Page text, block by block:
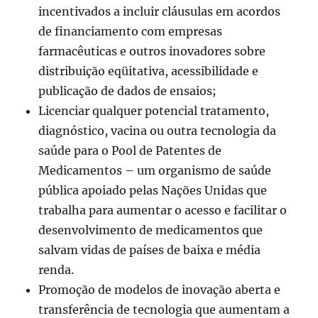
incentivados a incluir cláusulas em acordos
de financiamento com empresas
farmacêuticas e outros inovadores sobre
distribuição eqüitativa, acessibilidade e
publicação de dados de ensaios;
Licenciar qualquer potencial tratamento,
diagnóstico, vacina ou outra tecnologia da
saúde para o Pool de Patentes de
Medicamentos – um organismo de saúde
pública apoiado pelas Nações Unidas que
trabalha para aumentar o acesso e facilitar o
desenvolvimento de medicamentos que
salvam vidas de países de baixa e média
renda.
Promoção de modelos de inovação aberta e
transferência de tecnologia que aumentam a